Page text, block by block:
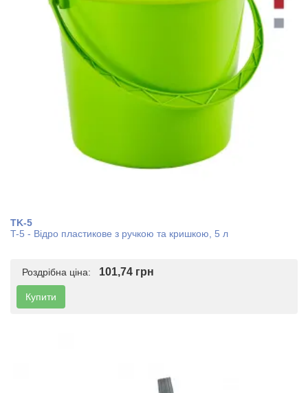
TK-5
T-5 - Відро пластикове з ручкою та кришкою, 5 л
Роздрібна ціна: 101,74 грн
Купити